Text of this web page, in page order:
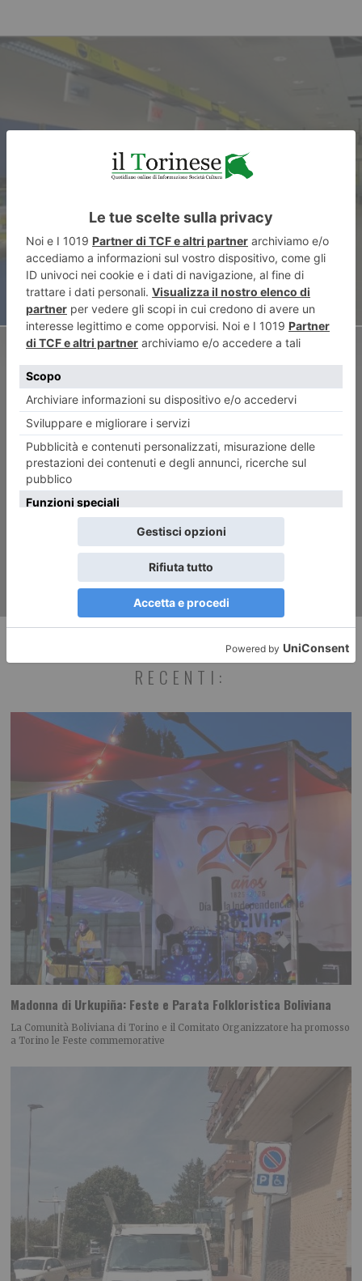
Poste: i dati online per l’Isee
in provincia di Torino
ARTICOLO SUCCESSIVO
Elogio della follia
RECENTI:
Madonna di Urkupiña: Feste e Parata Folkloristica Boliviana
La Comunità Boliviana di Torino e il Comitato Organizzatore ha promosso
a Torino le Feste commemorative